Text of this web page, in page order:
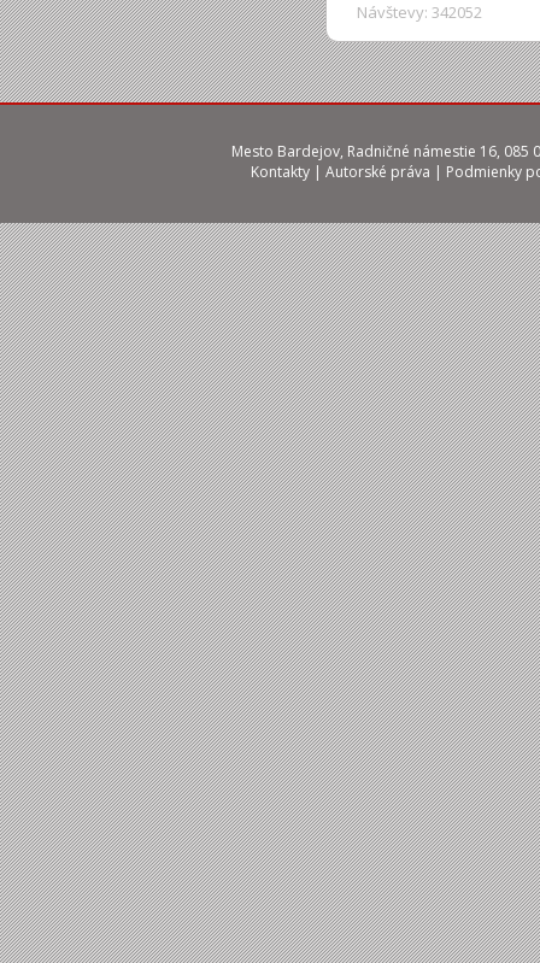
Návštevy: 342052
Mesto Bardejov, Radničné námestie 16, 085
Kontakty | Autorské práva | Podmienky